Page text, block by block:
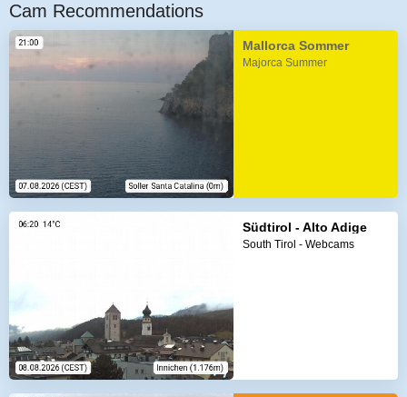
Cam Recommendations
Mallorca Sommer
Majorca Summer
Südtirol - Alto Adige
South Tirol - Webcams